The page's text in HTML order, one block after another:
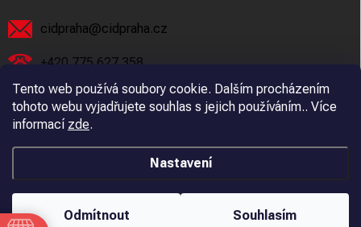
Tento web používá soubory cookie. Dalším procházením
tohoto webu vyjadřujete souhlas s jejich používáním.. Více
informací zde.
Nastavení
Odmítnout Souhlasím
cidpraha@cidpraha.cz
+420 775 627 358
Facebook
cidpraha_zbrane
Copyright 2026 C.I.D Praha s.r.o. . Všechna práva vyhrazena.